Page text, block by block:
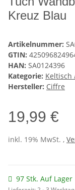
Kreuz Blau
Artikelnummer:
GTIN:
HAN: SA0124396
Kategorie: Keltisch
Hersteller: Ciffre
19,99 €
inkl. 19% MwSt. ,
97 Stk. Auf Lager